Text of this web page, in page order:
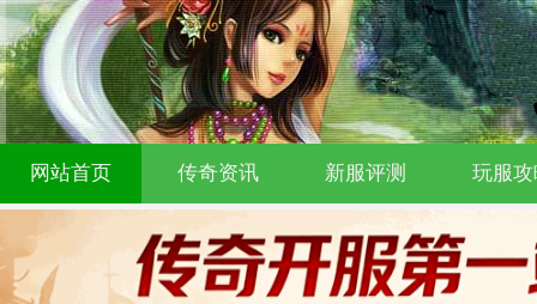
网站首页 传奇资讯 新服评测 玩服